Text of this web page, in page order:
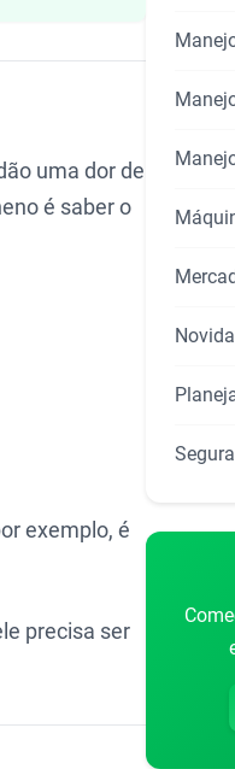
uma dor de
é saber o
exemplo, é
precisa ser